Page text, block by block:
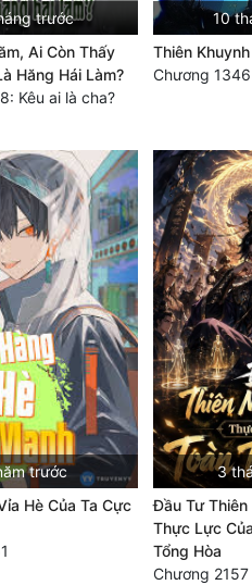
trước
Ai Còn Thấy
Hăng Hái Làm?
Kêu ai là cha?
10
Thiên
trước
Hè Của Ta Cực
3
Đầu Tư Thiên
Thực Lực
Tổng Hòa